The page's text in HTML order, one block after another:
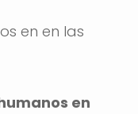
en en las
en